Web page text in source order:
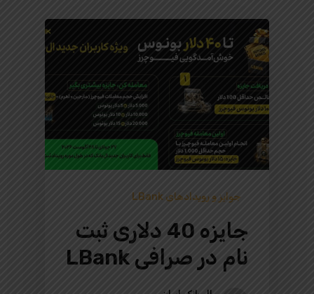
جوایز و رویدادهای LBank
جایزه 40 دلاری ثبت
نام در صرافی LBank